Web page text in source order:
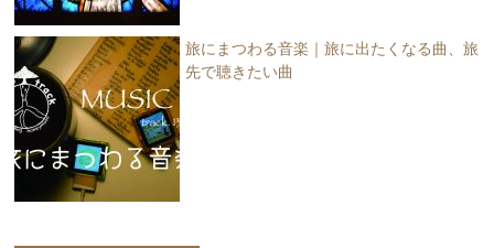
旅にまつわる音楽｜旅に出たくなる曲、旅
先で聴きたい曲